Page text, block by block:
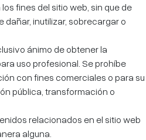
fines del sitio web, sin que de
dañar, inutilizar, sobrecargar o
ánimo de obtener la
uso profesional. Se prohíbe
con fines comerciales o para su
pública, transformación o
relacionados en el sitio web
alguna.